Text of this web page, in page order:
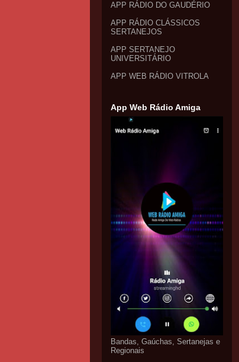
APP RÁDIO DO GAUDÉRIO
APP RÁDIO CLÁSSICOS
SERTANEJOS
APP SERTANEJO
UNIVERSITÁRIO
APP WEB RÁDIO VITROLA
App Web Rádio Amiga
Bandas, Gaúchas, Sertanejas e
Regionais